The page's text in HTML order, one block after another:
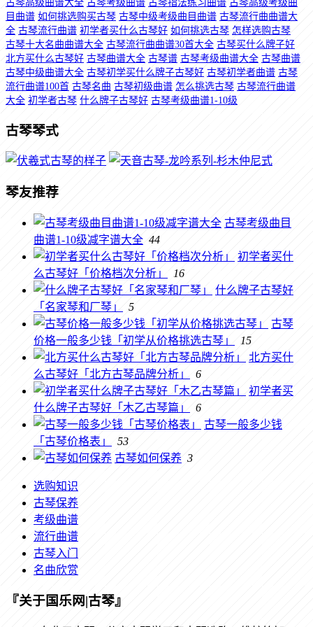
古琴高级曲谱大全 古琴考级曲谱 古琴指法练习曲谱 古琴高级考级曲
目曲谱 如何挑选购买古琴 古琴中级考级曲目曲谱 古琴流行曲曲谱大
全 古琴流行曲谱 初学者买什么古琴好 如何挑选古琴 怎样选购古琴
古琴十大名曲曲谱大全 古琴流行曲曲谱30首大全 古琴买什么牌子好
北方买什么古琴好 古琴曲谱大全 古琴谱 古琴考级曲谱大全 古琴曲谱
古琴中级曲谱大全 古琴初学买什么牌子古琴好 古琴初学者曲谱 古琴
流行曲谱100首 古琴名曲 古琴初级曲谱 怎么挑选古琴 古琴流行曲谱
大全 初学者古琴 什么牌子古琴好 古琴考级曲谱1-10级
古琴琴式
琴友推荐
古琴考级曲目
曲谱1-10级减字谱大全 44
初学者买什
么古琴好「价格档次分析」
16
什么牌子古琴好
「名家琴和厂琴」
5
古琴
价格一般多少钱「初学从价格挑选古琴」
15
北方买什
么古琴好「北方古琴品牌分析」
6
初学者买
什么牌子古琴好「木乙古琴篇」
6
古琴一般多少钱
「古琴价格表」
53
古琴如何保养 3
选购知识
古琴保养
考级曲谱
流行曲谱
古琴入门
名曲欣赏
『关于国乐网|古琴』